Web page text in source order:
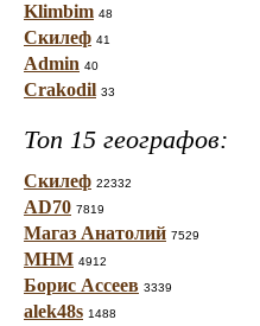
Klimbim 48
Скилеф 41
Admin 40
Crakodil 33
Топ 15 географов:
Скилеф 22332
AD70 7819
Магаз Анатолий 7529
МНМ 4912
Борис Ассеев 3339
alek48s 1488